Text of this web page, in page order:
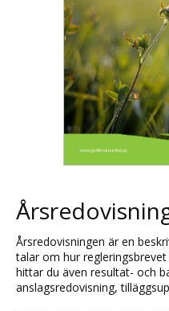
Årsredovisningen är en
talar om hur
hittar du även resultat- och
anslagsredovisning,